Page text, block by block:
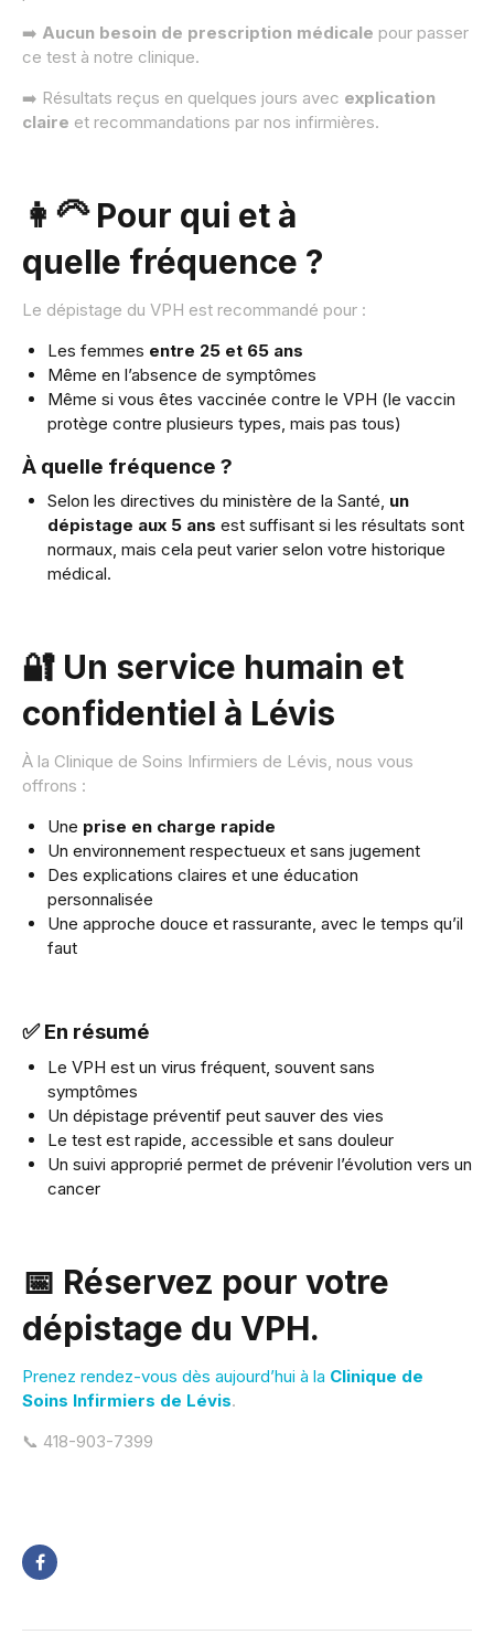
➡️ Aucun besoin de prescription médicale pour passer
ce test à notre clinique.
➡️ Résultats reçus en quelques jours avec explication
claire et recommandations par nos infirmières.
👩‍🦳 Pour qui et à
quelle fréquence ?
Le dépistage du VPH est recommandé pour :
Les femmes entre 25 et 65 ans
Même en l’absence de symptômes
Même si vous êtes vaccinée contre le VPH (le vaccin
protège contre plusieurs types, mais pas tous)
À quelle fréquence ?
Selon les directives du ministère de la Santé, un
dépistage aux 5 ans est suffisant si les résultats sont
normaux, mais cela peut varier selon votre historique
médical.
🔐 Un service humain et
confidentiel à Lévis
À la Clinique de Soins Infirmiers de Lévis, nous vous
offrons :
Une prise en charge rapide
Un environnement respectueux et sans jugement
Des explications claires et une éducation
personnalisée
Une approche douce et rassurante, avec le temps qu’il
faut
✅ En résumé
Le VPH est un virus fréquent, souvent sans
symptômes
Un dépistage préventif peut sauver des vies
Le test est rapide, accessible et sans douleur
Un suivi approprié permet de prévenir l’évolution vers un
cancer
📅 Réservez pour votre
dépistage du VPH.
Prenez rendez-vous dès aujourd’hui à la Clinique de
Soins Infirmiers de Lévis.
📞 418-903-7399